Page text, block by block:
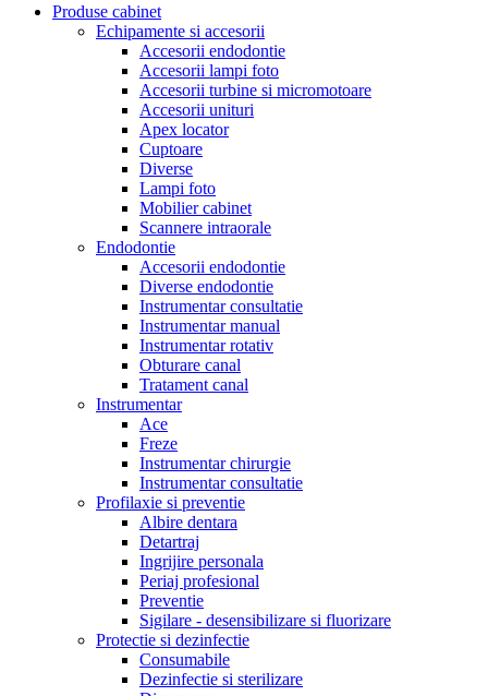
Produse cabinet
Echipamente si accesorii
Accesorii endodontie
Accesorii lampi foto
Accesorii turbine si micromotoare
Accesorii unituri
Apex locator
Cuptoare
Diverse
Lampi foto
Mobilier cabinet
Scannere intraorale
Endodontie
Accesorii endodontie
Diverse endodontie
Instrumentar consultatie
Instrumentar manual
Instrumentar rotativ
Obturare canal
Tratament canal
Instrumentar
Ace
Freze
Instrumentar chirurgie
Instrumentar consultatie
Profilaxie si preventie
Albire dentara
Detartraj
Ingrijire personala
Periaj profesional
Preventie
Sigilare - desensibilizare si fluorizare
Protectie si dezinfectie
Consumabile
Dezinfectie si sterilizare